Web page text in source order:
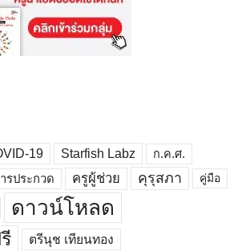
19 Starfish Labz ก.ค.ศ.
รประกวด ครูผู้ช่วย คุรุสภา คู่มือ
ดาวน์โหลด
ตรีนุช เทียนทอง